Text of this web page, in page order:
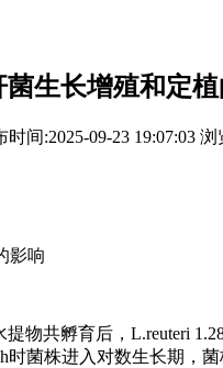
生长增殖和定植
时间:2025-09-23 19:07:03 浏
影响
物共孵育后，L.reuteri
菌株进入对数生长期，